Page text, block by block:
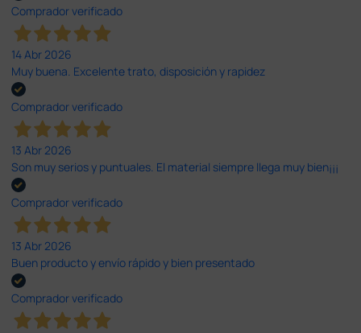
Comprador verificado
14 Abr 2026
Muy buena. Excelente trato, disposición y rapidez
Comprador verificado
13 Abr 2026
Son muy serios y puntuales. El material siempre llega muy bien¡¡¡
Comprador verificado
13 Abr 2026
Buen producto y envío rápido y bien presentado
Comprador verificado